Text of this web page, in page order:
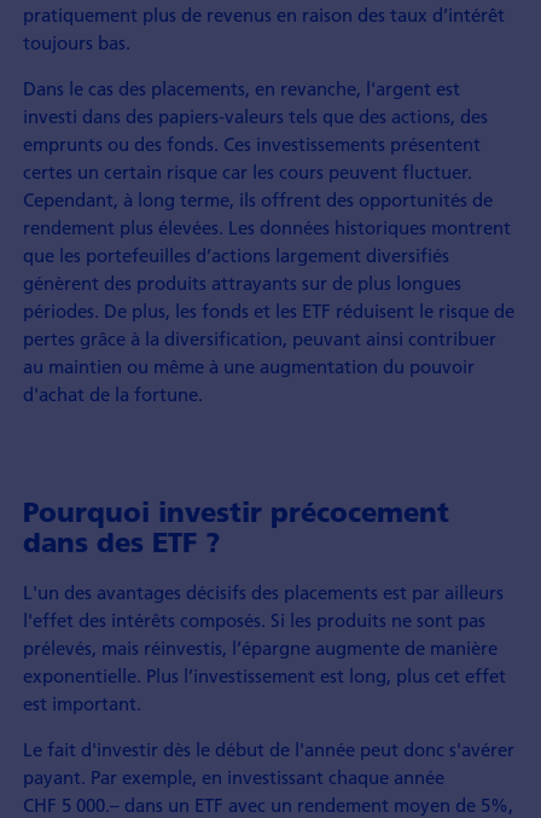
pratiquement plus de revenus en raison des taux d’intérêt
toujours bas.
Dans le cas des placements, en revanche, l'argent est
investi dans des papiers-valeurs tels que des actions, des
emprunts ou des fonds. Ces investissements présentent
certes un certain risque car les cours peuvent fluctuer.
Cependant, à long terme, ils offrent des opportunités de
rendement plus élevées. Les données historiques montrent
que les portefeuilles d’actions largement diversifiés
génèrent des produits attrayants sur de plus longues
périodes. De plus, les fonds et les ETF réduisent le risque de
pertes grâce à la diversification, peuvant ainsi contribuer
au maintien ou même à une augmentation du pouvoir
d'achat de la fortune.
Pourquoi investir précocement
dans des ETF ?
L'un des avantages décisifs des placements est par ailleurs
l'effet des intérêts composés. Si les produits ne sont pas
prélevés, mais réinvestis, l’épargne augmente de manière
exponentielle. Plus l’investissement est long, plus cet effet
est important.
Le fait d'investir dès le début de l'année peut donc s'avérer
payant. Par exemple, en investissant chaque année
CHF 5 000.– dans un ETF avec un rendement moyen de 5%,